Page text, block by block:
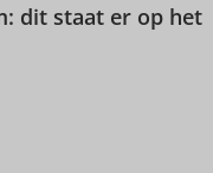
dit staat er op het